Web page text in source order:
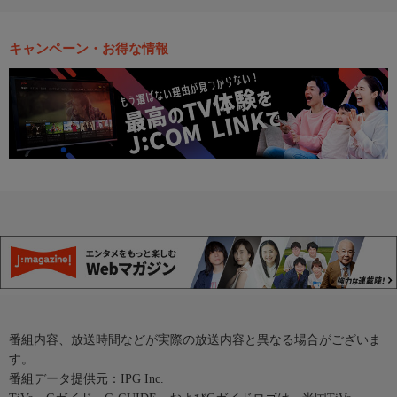
キャンペーン・お得な情報
番組内容、放送時間などが実際の放送内容と異なる場合がございま
す。
番組データ提供元：IPG Inc.